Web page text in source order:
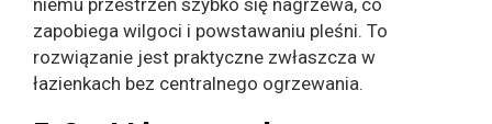
zapobiega wilgoci i powstawaniu pleśni. To
rozwiązanie jest praktyczne zwłaszcza w
łazienkach bez centralnego ogrzewania.